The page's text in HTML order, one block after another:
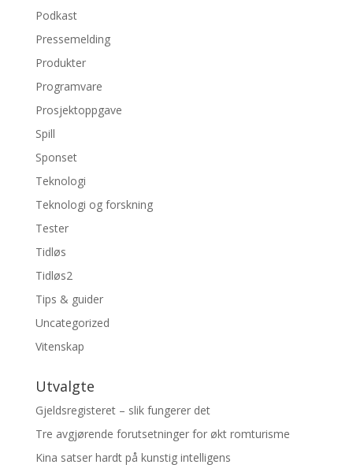
Podkast
Pressemelding
Produkter
Programvare
Prosjektoppgave
Spill
Sponset
Teknologi
Teknologi og forskning
Tester
Tidløs
Tidløs2
Tips & guider
Uncategorized
Vitenskap
Utvalgte
Gjeldsregisteret – slik fungerer det
Tre avgjørende forutsetninger for økt romturisme
Kina satser hardt på kunstig intelligens